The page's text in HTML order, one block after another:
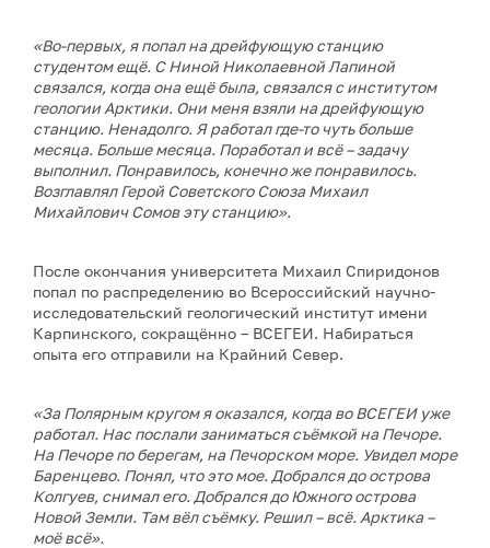
«Во-первых, я попал на дрейфующую станцию
студентом ещё. С Ниной Николаевной Лапиной
связался, когда она ещё была, связался с институтом
геологии Арктики. Они меня взяли на дрейфующую
станцию. Ненадолго. Я работал где-то чуть больше
месяца. Больше месяца. Поработал и всё – задачу
выполнил. Понравилось, конечно же понравилось.
Возглавлял Герой Советского Союза Михаил
Михайлович Сомов эту станцию».
После окончания университета Михаил Спиридонов
попал по распределению во Всероссийский научно-
исследовательский геологический институт имени
Карпинского, сокращённо – ВСЕГЕИ. Набираться
опыта его отправили на Крайний Север.
«За Полярным кругом я оказался, когда во ВСЕГЕИ уже
работал. Нас послали заниматься съёмкой на Печоре.
На Печоре по берегам, на Печорском море. Увидел море
Баренцево. Понял, что это мое. Добрался до острова
Колгуев, снимал его. Добрался до Южного острова
Новой Земли. Там вёл съёмку. Решил – всё. Арктика –
моё всё».